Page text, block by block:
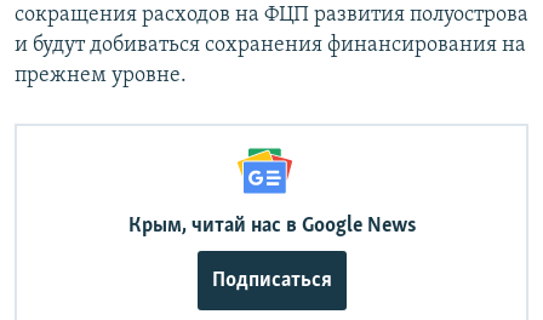
сокращения расходов на ФЦП развития полуострова
и будут добиваться сохранения финансирования на
прежнем уровне.
Крым, читай нас в Google News
Подписаться